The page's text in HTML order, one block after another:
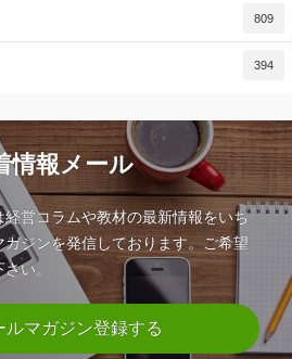
809
394
情報メール
営コラムや教材の最新情報をいち
ジンを発信しております。ご希望
い。
ルマガジン登録する